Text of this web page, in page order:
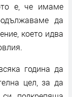
е, че имаме
да
което идва
година да
цел, за да